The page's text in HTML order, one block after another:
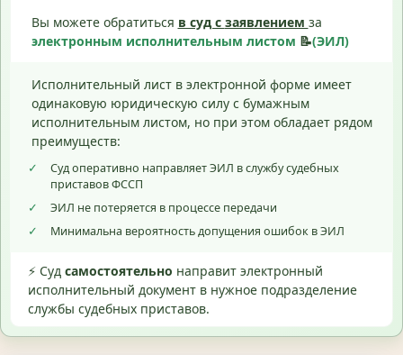
Вы можете обратиться в суд с заявлением за
электронным исполнительным листом 📝(ЭИЛ)
Исполнительный лист в электронной форме имеет
одинаковую юридическую силу с бумажным
исполнительным листом, но при этом обладает рядом
преимуществ:
✓
Суд оперативно направляет ЭИЛ в службу судебных
приставов ФССП
✓
ЭИЛ не потеряется в процессе передачи
✓
Минимальна вероятность допущения ошибок в ЭИЛ
⚡ Суд самостоятельно направит электронный
исполнительный документ в нужное подразделение
службы судебных приставов.